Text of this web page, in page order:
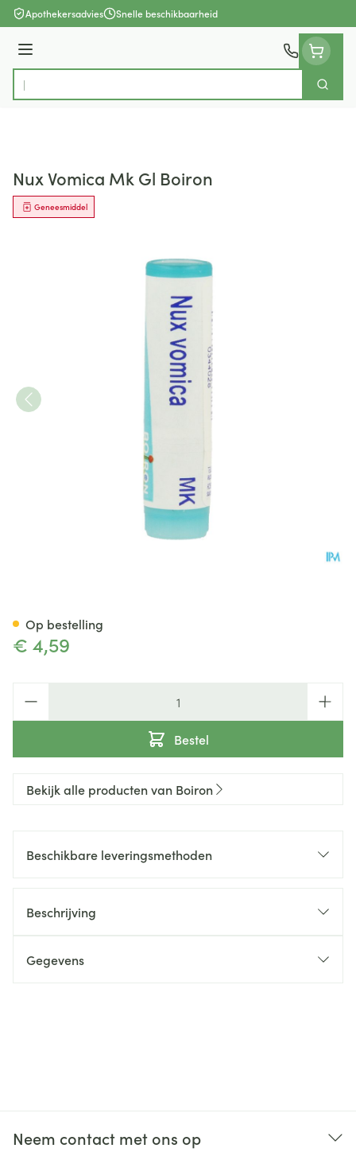
Ga naar de inhoud
Apothekersadvies Snelle beschikbaarheid
Menu
Product, merk, categorie...
Zoek
Nux Vomica Mk Gl Boiron
Geneesmiddel
€ 4,59
Bestel
Op bestelling
Bekijk alle producten van Boiron
Beschikbare leveringsmethoden
Beschrijving
Gegevens
Neem contact met ons op